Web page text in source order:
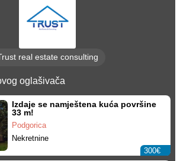
real estate consulting
oglašivača
Izdaje se namještena kuća površine
33 m!
Podgorica
Nekretnine
300€